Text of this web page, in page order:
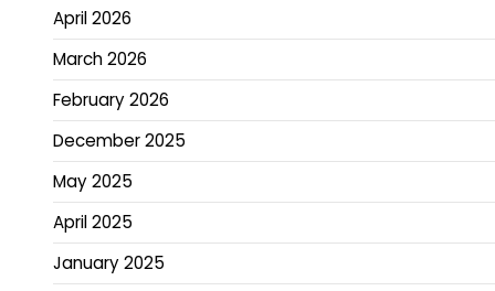
April 2026
March 2026
February 2026
December 2025
May 2025
April 2025
January 2025